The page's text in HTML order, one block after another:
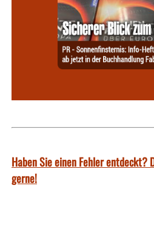
Haben Sie einen Fehler entdeckt?
gerne!